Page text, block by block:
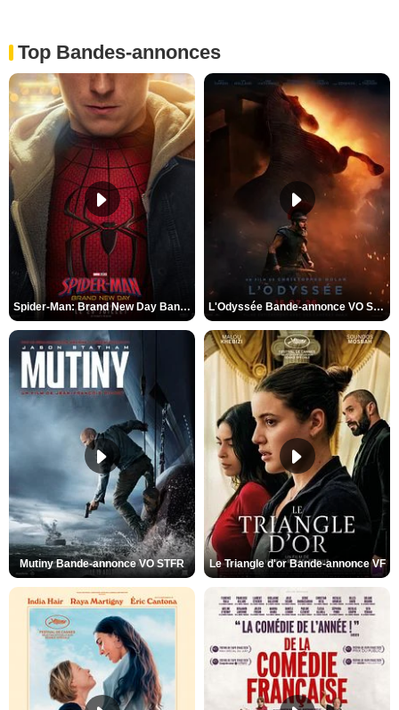
Top Bandes-annonces
Spider-Man: Brand New Day Bande-annonce VO STFR L'Odyssée Bande-annonce VO STFR
Mutiny Bande-annonce VO STFR Le Triangle d'or Bande-annonce VF